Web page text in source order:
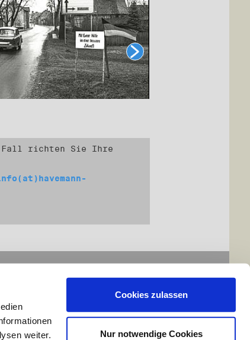
weiter.
Cookies zulassen
Nur notwendige Cookies
Fall richten Sie Ihre